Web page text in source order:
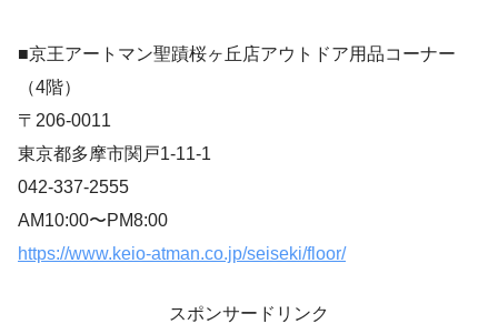
■京王アートマン聖蹟桜ヶ丘店アウトドア用品コーナー
（4階）
〒206-0011
東京都多摩市関戸1-11-1
042-337-2555
AM10:00〜PM8:00
https://www.keio-atman.co.jp/seiseki/floor/
スポンサードリンク